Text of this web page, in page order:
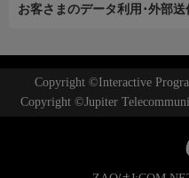
お客さまのデータ利用･外部送
Copyright ©Interactive
Copyright ©Jupiter